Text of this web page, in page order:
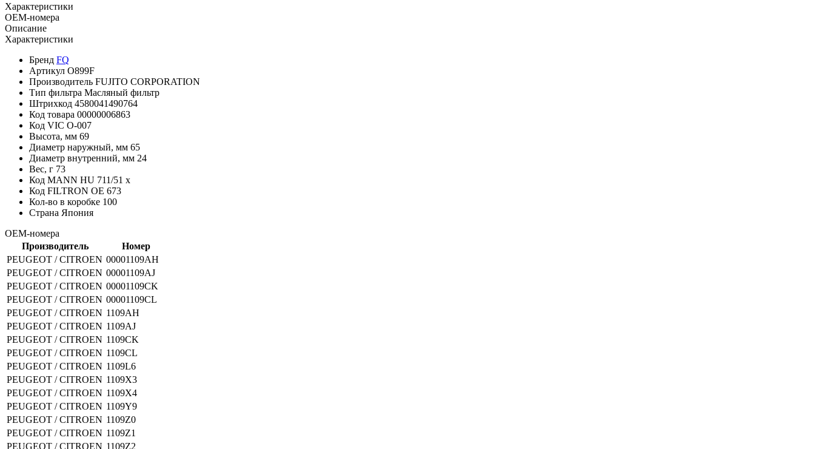
Характеристики
OEM-номера
Описание
Характеристики
Бренд FQ
Артикул O899F
Производитель FUJITO CORPORATION
Тип фильтра Масляный фильтр
Штрихкод 4580041490764
Код товара 00000006863
Код VIC O-007
Высота, мм 69
Диаметр наружный, мм 65
Диаметр внутренний, мм 24
Вес, г 73
Код MANN HU 711/51 x
Код FILTRON OE 673
Кол-во в коробке 100
Страна Япония
OEM-номера
Производитель
Номер
PEUGEOT / CITROEN 00001109AH
PEUGEOT / CITROEN 00001109AJ
PEUGEOT / CITROEN 00001109CK
PEUGEOT / CITROEN 00001109CL
PEUGEOT / CITROEN 1109AH
PEUGEOT / CITROEN 1109AJ
PEUGEOT / CITROEN 1109CK
PEUGEOT / CITROEN 1109CL
PEUGEOT / CITROEN 1109L6
PEUGEOT / CITROEN 1109X3
PEUGEOT / CITROEN 1109X4
PEUGEOT / CITROEN 1109Y9
PEUGEOT / CITROEN 1109Z0
PEUGEOT / CITROEN 1109Z1
PEUGEOT / CITROEN 1109Z2